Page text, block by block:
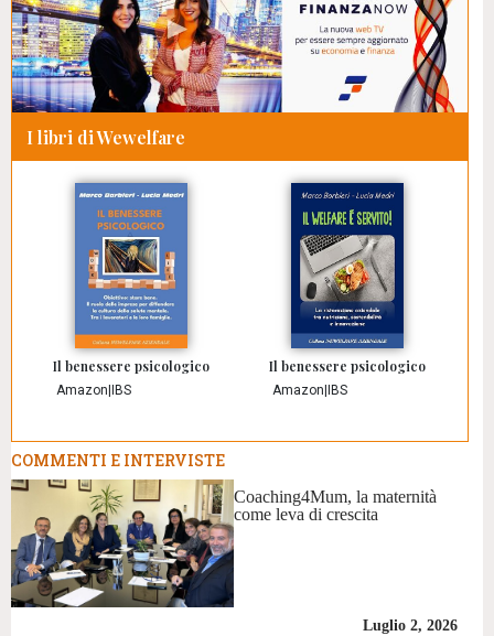
I libri di Wewelfare
Il benessere psicologico
Amazon IBS
Il benessere psicologico
Amazon IBS
COMMENTI E INTERVISTE
Coaching4Mum, la maternità
come leva di crescita
Luglio 2, 2026